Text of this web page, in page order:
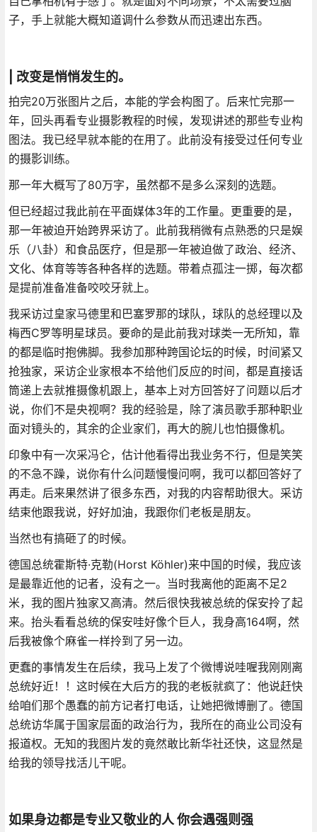
子，手上就能大概知道调什么参数从而迅速出东西。
| 改变是悄悄发生的。
拍完20万张图片之后，本能的学会构图了。后来忙完那一
年，回头再看专业摄影教程的时候，发现讲述的那些专业构
图法。我已经早就本能的在用了。此前没有接受过任何专业
的摄影训练。
那一年大概写了80万字，虽然都不是多么深刻的选题。
但已经超过我此前在平面媒体3年的工作量。更重要的是，
那一年被迫开始跨界采访了。此前我稍微有点熟悉的只是娱
乐（八卦）和食品医疗，但是那一年被迫做了政治、经济、
文化、体育等等各种各样的选题。带着点孤注一掷，每次都
是提前准备准备咬咬牙就上。
我采访过皇家马德里和巴塞罗那的球队，球队的总经理以及
梅西C罗等明星球员。要命的是此前我对球类一无所知，靠
的都是临时抱佛脚。我参加那种跨国论坛的时候，时间紧又
抢独家，采访企业家根本不给他们反应的时间，都是直接话
筒递上去就推摄像机跟上，基本上对方回答好了问题以后才
说，你们不是央视啊？我的经验是，除了演员歌手那种职业
面对镜头的，其余的企业家们，再大的腕儿也怕摄像机。
印象中有一次采冯仑，估计他看得出我业务不行，但是笑笑
的不急不躁，说你有什么问题慢慢问啊，我可以都回答好了
再走。后来果然讲了很多东西，对我的内容帮助很大。采访
结束他跟我说，好好加油，我跟你们老板是朋友。
当然也有搞砸了的时候。
德国总统霍斯特·克勒(Horst Köhler)来中国的时候，我应该
是最靠近他的记者，没有之一。当时我离他的距离不足2
米，我的图片独家又高清。然后很快我被总统的保安拎了起
来。抬头看看总统的保安哇好像个巨人，我身高164啊，然
后我被像个麻雀一样拎到了另一边。
更蠢的事情发生在后续，我马上发了个微博说哇喔我刚刚离
总统好近！！这时候在大后方的我的老板就疯了：他说赶快
给咱们那个愚蠢的前方记者打电话，让她把微博删了。德国
总统访华属于国家层面的政治行为，我所在的商业公司没有
报道权。无知的我图片发的竟然敢比新华社还快，这显然是
给我的领导找活儿干呢。
如果身边都是专业又敬业的人 你会遇强则强